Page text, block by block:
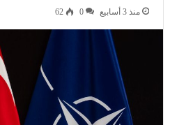
منذ 3 أسابيع 0
62